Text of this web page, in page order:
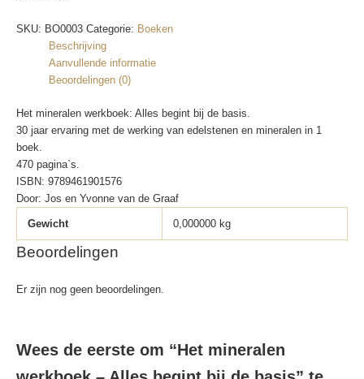
SKU: BO0003 Categorie: Boeken
Beschrijving
Aanvullende informatie
Beoordelingen (0)
Het mineralen werkboek: Alles begint bij de basis.
30 jaar ervaring met de werking van edelstenen en mineralen in 1
boek.
470 pagina`s.
ISBN: 9789461901576
Door: Jos en Yvonne van de Graaf
Gewicht 0,000000 kg
Beoordelingen
Er zijn nog geen beoordelingen.
Wees de eerste om “Het mineralen